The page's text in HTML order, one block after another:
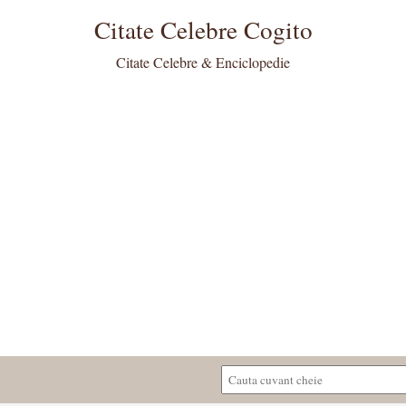
Citate Celebre Cogito
Citate Celebre & Enciclopedie